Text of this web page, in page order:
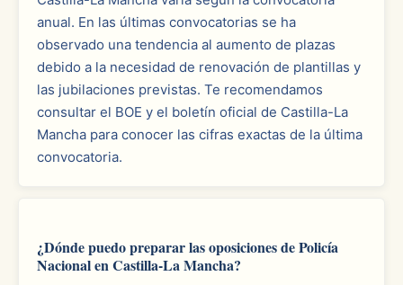
anual. En las últimas convocatorias se ha
observado una tendencia al aumento de plazas
debido a la necesidad de renovación de plantillas y
las jubilaciones previstas. Te recomendamos
consultar el BOE y el boletín oficial de Castilla-La
Mancha para conocer las cifras exactas de la última
convocatoria.
¿Dónde puedo preparar las oposiciones de Policía
Nacional en Castilla-La Mancha?